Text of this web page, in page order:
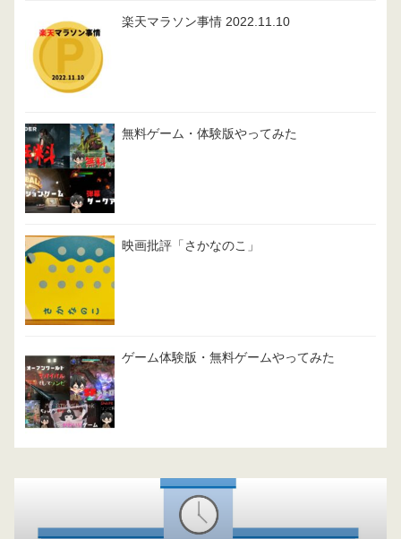
楽天マラソン事情 2022.11.10
無料ゲーム・体験版やってみた
映画批評「さかなのこ」
ゲーム体験版・無料ゲームやってみた